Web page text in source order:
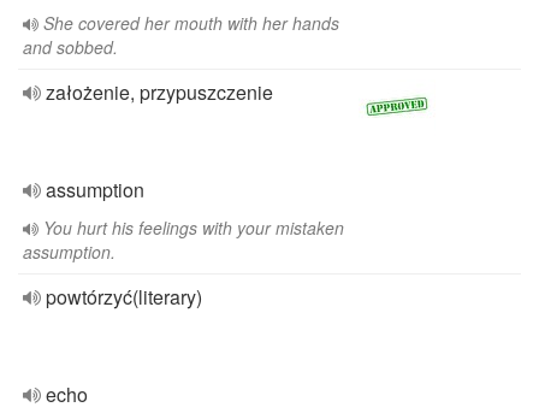
She covered her mouth with her hands
and sobbed.
założenie, przypuszczenie
assumption
You hurt his feelings with your mistaken
assumption.
powtórzyć(literary)
echo